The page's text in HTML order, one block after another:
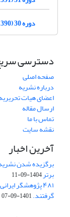
دوره 30 (1390)
دسترسی
صفحه اصلی
درباره نشریه
اعضای هیات تحریریه
ارسال مقاله
تماس با ما
نقشه سایت
آخرین اخبار
برگزیده شدن
برتر1404-09-11
۴۸۱ پژوهشگر
گرفتند.1401-09-07